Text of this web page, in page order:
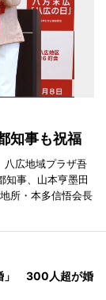
知事も祝福
八広地域プラザ吾
知事、山本亨墨田
所・本多信悟会長
」 300人超が婚